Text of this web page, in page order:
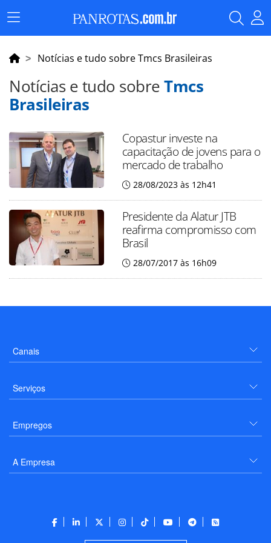
Menu
Principal
Notícias e tudo sobre Tmcs Brasileiras
Notícias e tudo sobreTmcs
Brasileiras
Copastur investe na
capacitação de jovens para o
mercado de trabalho
28/08/2023 às 12h41
Presidente da Alatur JTB
reafirma compromisso com
Brasil
28/07/2017 às 16h09
Canais
Serviços
Empregos
A Empresa